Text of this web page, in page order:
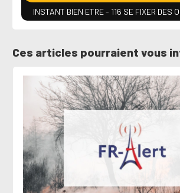
INSTANT BIEN ETRE - 116 SE FIXER DES
Ces articles pourraient vous